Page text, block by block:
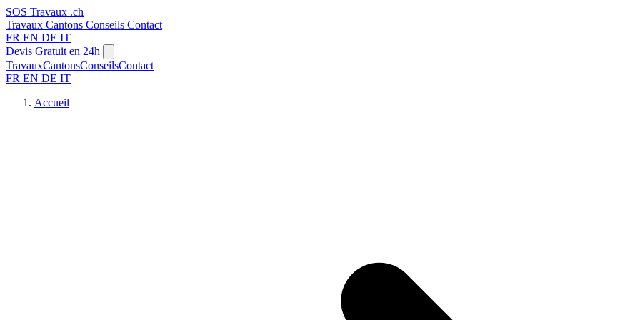
SOS Travaux .ch
Travaux Cantons Conseils Contact
FR EN DE IT
Devis Gratuit en 24h
TravauxCantonsConseilsContact
FR EN DE IT
Accueil